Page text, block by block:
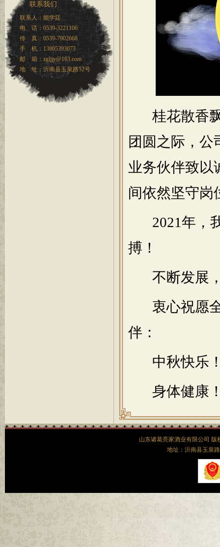
桂花散香飘
团圆之际，公
业务伙伴致以
间依然坚守岗
2021年，我
搏！
不断发展，
衷心祝愿全
伴：
中秋快乐！
身体健康！
联系我们
联系人：能学廷
电 话：0539-3221106
传 真：0539-7902668
手 机：13805393073
邮 箱：zgljjy@163.com
地 址：沂南县玉泉路52号
山东诸葛亮家酒业有限公司
地址：沂南县玉泉